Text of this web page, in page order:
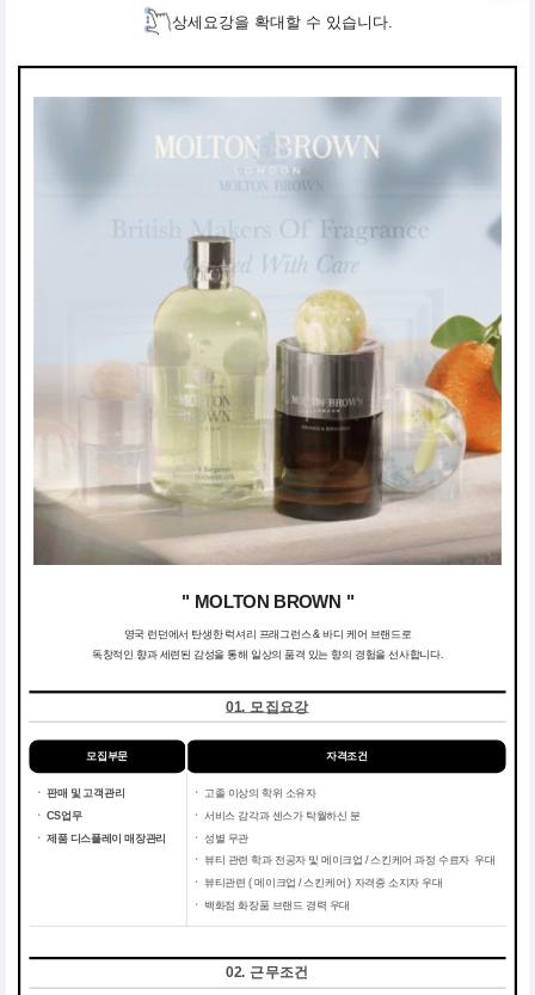
상세요강을 확대할 수 있습니다.
" MOLTON BROWN "
영국 런던에서 탄생한 럭셔리 프래그런스 & 바디 케어 브랜드로
독창적인 향과 세련된 감성을 통해 일상의 품격 있는 향의 경험을 선사합니다.
01. 모집요강
모집부문 자격조건
ㆍ 판매 및 고객관리
ㆍ CS업무
ㆍ 제품 디스플레이 매장관리
ㆍ 고졸 이상의 학위 소유자
ㆍ
서비스 감각과 센스가 탁월하신 분
ㆍ 성별 무관
ㆍ 뷰티 관련 학과 전공자 및 메이크업 / 스킨케어 과정 수료자 우대
ㆍ 뷰티관련 ( 메이크업 / 스킨케어 ) 자격증 소지자 우대
ㆍ 백화점 화장품 브랜드 경력 우대
02. 근무조건